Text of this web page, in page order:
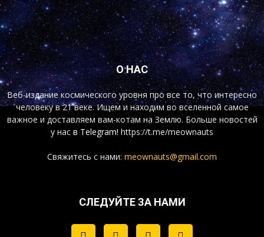
О НАС
Веб-издание космического уровня про все то, что интересно
человеку в 21 веке. Ищем и находим во вселенной самое
важное и доставляем вам-котам на Землю. Больше новостей
у нас в Telegram! https://t.me/meownauts
Свяжитесь с нами: meownauts@gmail.com
СЛЕДУЙТЕ ЗА НАМИ